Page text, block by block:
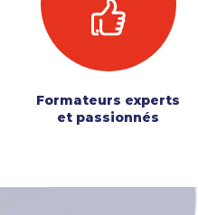
Formateurs experts
et passionnés